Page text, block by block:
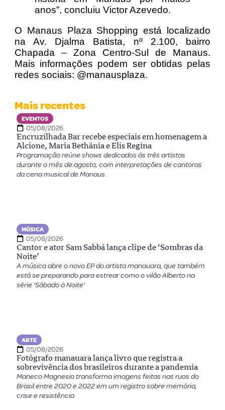
anos”, concluiu Victor Azevedo.
O Manaus Plaza Shopping está localizado
na Av. Djalma Batista, nº 2.100, bairro
Chapada – Zona Centro-Sul de Manaus.
Mais informações podem ser obtidas pelas
redes sociais: @‌manausplaza.
Mais recentes
EVENTOS
05/08/2026
Encruzilhada Bar recebe especiais em homenagem a
Alcione, Maria Bethânia e Elis Regina
Programação reúne shows dedicados às três artistas
durante o mês de agosto, com interpretações de cantoras
da cena musical de Manaus.
MÚSICA
05/08/2026
Cantor e ator Sam Sabbá lança clipe de ‘Sombras da
Noite’
A música abre o novo EP do artista manauara, que também
está se preparando para estrear como o vilão Alberto na
série ‘Sábado à Noite’
ARTE
05/08/2026
Fotógrafo manauara lança livro que registra a
sobrevivência dos brasileiros durante a pandemia
Maneco Magnesio transforma imagens feitas nas ruas do
Brasil entre 2020 e 2022 em um registro sobre memória,
crise e resistência